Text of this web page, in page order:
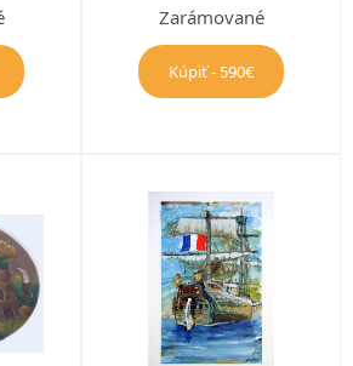
Zarámované
Kúpiť - 590€